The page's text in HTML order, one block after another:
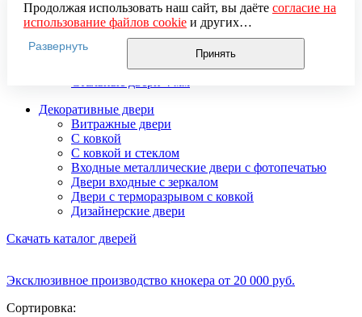
Стальные двустворчатые двери
Усиленные стальные двери
Элитные стальные входные двери
Стальные двери 2 мм
Стальные двери 3 мм
Декоративные двери
Витражные двери
С ковкой
С ковкой и стеклом
Входные металлические двери с фотопечатью
Двери входные с зеркалом
Двери с терморазрывом с ковкой
Дизайнерские двери
Скачать каталог дверей
Эксклюзивное производство кнокера от 20 000 руб.
Сортировка:
Продолжая использовать наш сайт, вы даёте согласие на
использование файлов cookieи других
пользовательских данных (включая IP-адрес, сведения о
местоположении, устройстве, действиях на сайте и т. п.)
для функционирования сайта, проведения
Яндекс.Метрика), в соответствии с нашей
обработки персональных данных.
Если вы не хотите, чтобы ваши данные обрабатывались,
настройте ограничения в браузере или покиньте сайт.
Развернуть
Принять